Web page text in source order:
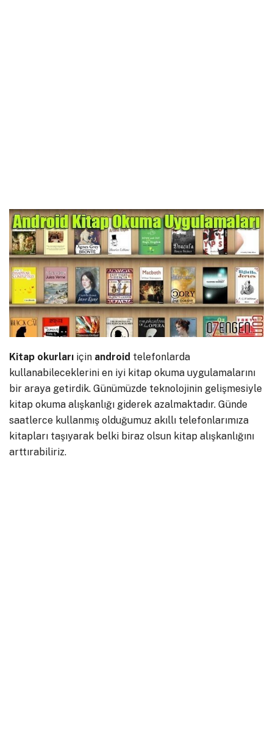
Kitap okurları için android telefonlarda
kullanabileceklerini en iyi kitap okuma uygulamalarını
bir araya getirdik. Günümüzde teknolojinin gelişmesiyle
kitap okuma alışkanlığı giderek azalmaktadır. Günde
saatlerce kullanmış olduğumuz akıllı telefonlarımıza
kitapları taşıyarak belki biraz olsun kitap alışkanlığını
arttırabiliriz.